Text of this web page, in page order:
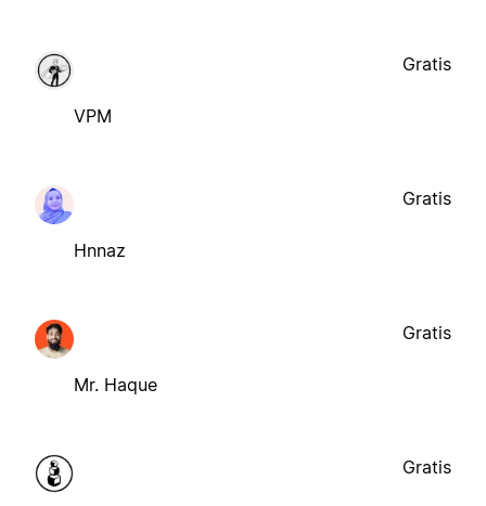
VPM
Gratis
Hnnaz
Gratis
Mr. Haque
Gratis
Gratis